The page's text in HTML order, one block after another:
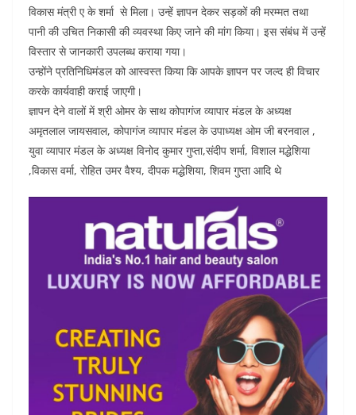
विकास मंत्री ए के शर्मा से मिला। उन्हें ज्ञापन देकर सड़कों की मरम्मत तथा
पानी की उचित निकासी की व्यवस्था किए जाने की मांग किया। इस संबंध में उन्हें
विस्तार से जानकारी उपलब्ध कराया गया।
उन्होंने प्रतिनिधिमंडल को आस्वस्त किया कि आपके ज्ञापन पर जल्द ही विचार
करके कार्यवाही कराई जाएगी।
ज्ञापन देने वालों में श्री ओमर के साथ कोपागंज व्यापार मंडल के अध्यक्ष
अमृतलाल जायसवाल, कोपागंज व्यापार मंडल के उपाध्यक्ष ओम जी बरनवाल ,
युवा व्यापार मंडल के अध्यक्ष विनोद कुमार गुप्ता,संदीप शर्मा, विशाल मद्धेशिया
,विकास वर्मा, रोहित उमर वैश्य, दीपक मद्धेशिया, शिवम गुप्ता आदि थे